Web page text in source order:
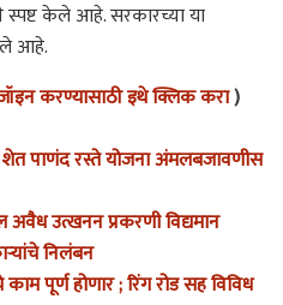
स्पष्ट केले आहे. सरकारच्या या
आहे.
करण्यासाठी इथे क्लिक करा)
शेत पाणंद रस्ते योजना अंमलबजावणीस
उत्खनन प्रकरणी विद्यमान
निलंबन
पूर्ण होणार ; रिंग रोड सह विविध